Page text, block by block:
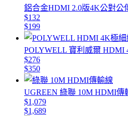
鋁合金HDMI 2.0版4K公對公
$132
$199
POLYWELL 寶利威爾 HDMI
$276
$350
UGREEN 綠聯 10M HDMI傳
$1,079
$1,689